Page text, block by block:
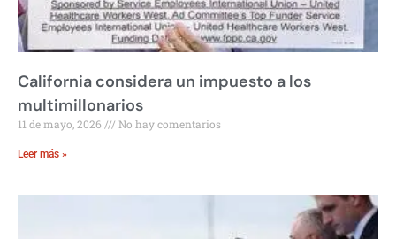
California considera un impuesto a los
multimillonarios
11 de mayo, 2026 No hay comentarios
Leer más »